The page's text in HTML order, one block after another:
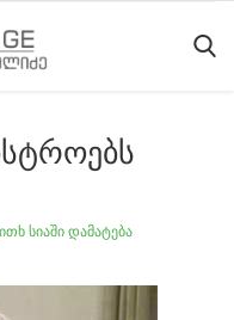
სიაში დამატება